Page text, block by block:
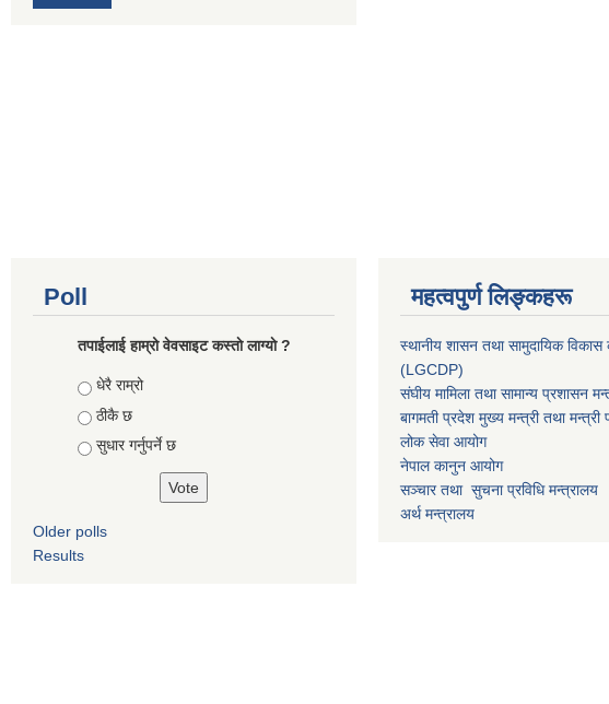
Poll
तपाईलाई हाम्रो वेवसाइट कस्ताे लाग्याे ?
Choices
धेरै राम्रो
ठीकै छ
सुधार गर्नुपर्ने छ
Older polls
Results
महत्वपुर्ण लिङ्कहरू
स्थानीय शासन तथा सामुदायिक विकास
(LGCDP)
संघीय मामिला तथा सामान्य प्रशासन
बागमती प्रदेश मुख्य मन्त्री तथा मन्त्री
लोक सेवा आयोग
नेपाल कानुन आयोग
सञ्चार तथा सुचना प्रविधि मन्त्रालय
अर्थ मन्त्रालय